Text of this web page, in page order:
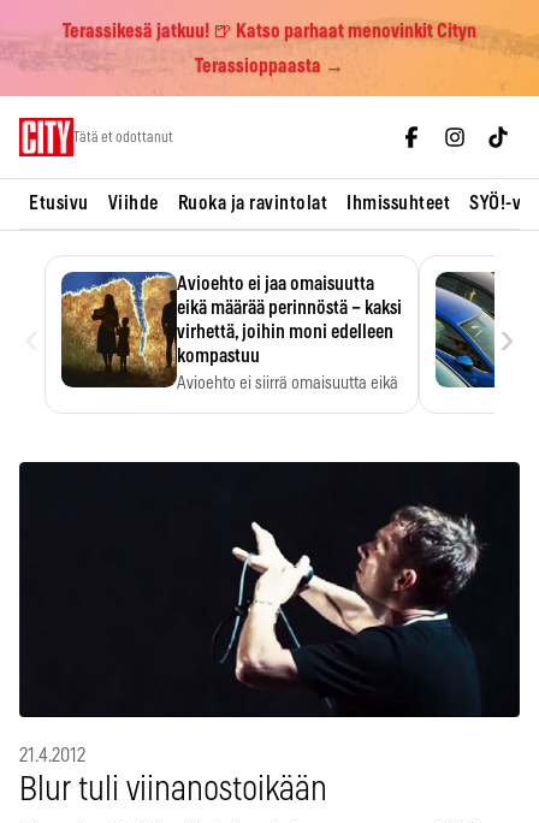
Terassikesä jatkuu! 🍺 Katso parhaat menovinkit Cityn
Terassioppaasta →
Tätä et odottanut
Etusivu Viihde Ruoka ja ravintolat Ihmissuhteet SYÖ!-
Avioehto ei jaa omaisuutta
eikä määrää perinnöstä – kaksi
virhettä, joihin moni edelleen
kompastuu
Avioehto ei siirrä omaisuutta eikä
›
21.4.2012
Blur tuli viinanostoikään